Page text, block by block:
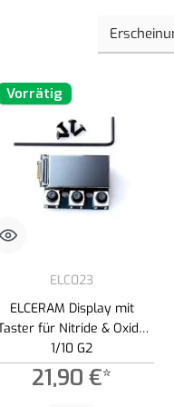
Vorrätig
ELC023
ELCERAM Display mit
für Nitride & Oxide
1/10 G2
21,90 €*